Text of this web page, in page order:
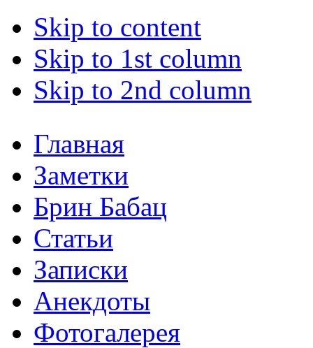
Skip to content
Skip to 1st column
Skip to 2nd column
Главная
Заметки
Брин Бабац
Статьи
Записки
Анекдоты
Фотогалерея